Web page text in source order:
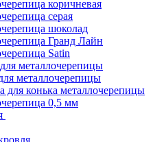
коричневая
серая
шоколад
Гранд Лайн
Satin
металлочерепицы
металлочерепицы
для конька металлочерепицы
0,5 мм